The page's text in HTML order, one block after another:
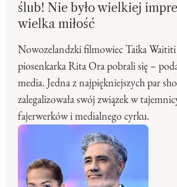
ślub! Nie było wielkiej
wielka miłość
Nowozelandzki filmowiec Taika
piosenkarka Rita Ora pobrali się –
media. Jedna z najpiękniejszych par
zalegalizowała swój związek w
fajerwerków i medialnego cyrku.